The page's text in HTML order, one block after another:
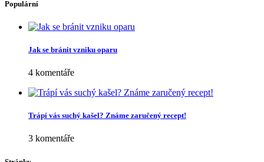
Populární
Jak se bránit vzniku oparu
4 komentáře
Trápí vás suchý kašel? Známe zaručený recept!
3 komentáře